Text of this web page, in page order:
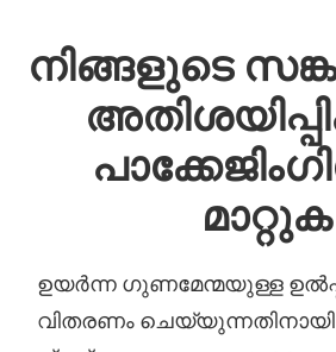
നിങ്ങളുടെ
മാറ്റുക
ഉയർന്ന ഗുണമേന്മയുള്ള
വിതരണം ചെയ്യുന്നതിനായി